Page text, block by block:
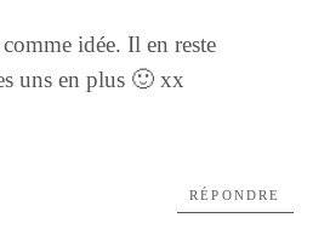
idée. Il en reste
uns en plus 🙂 xx
RÉPONDRE